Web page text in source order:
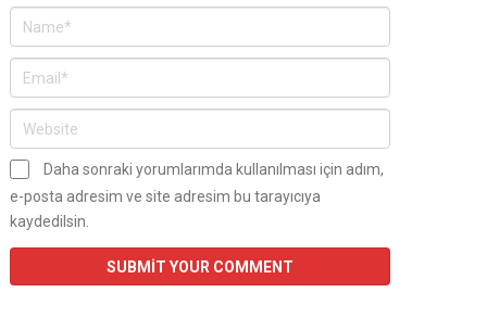
Daha sonraki yorumlarımda kullanılması için adım,
e-posta adresim ve site adresim bu tarayıcıya
kaydedilsin.